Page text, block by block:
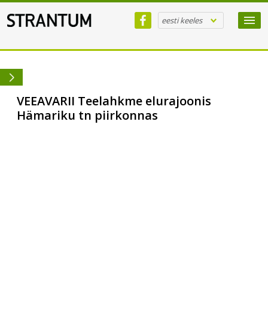
eesti keeles
VEEAVARII Teelahkme elurajoonis
Hämariku tn piirkonnas